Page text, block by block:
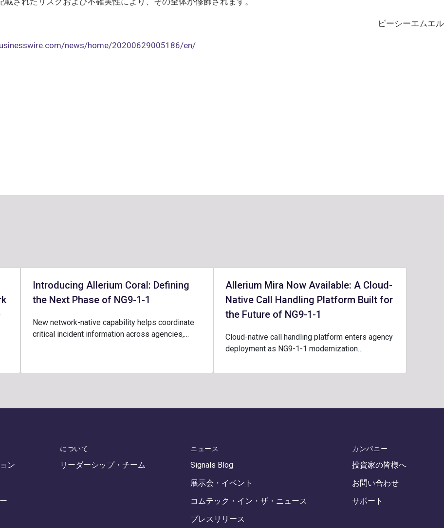
ピーシーエムエル
news/home/20200629005186/en/
Introducing Allerium Coral: Defining
the Next Phase of NG9-1-1
New network-native capability helps coordinate
critical incident information across agencies,…
Allerium Mira Now Available: A Cloud-
Native Call Handling Platform Built for
the Future of NG9-1-1
Cloud-native call handling platform enters agency
deployment as NG9-1-1 modernization…
ン
について
リーダーシップ・チーム
ニュース
Signals Blog
展示会・イベント
コムテック・イン・ザ・ニュース
プレスリリース
カンパニー
投資家の皆様へ
お問い合わせ
サポート